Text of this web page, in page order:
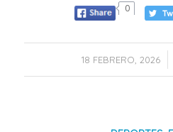
0
18 FEBRERO, 2026
/